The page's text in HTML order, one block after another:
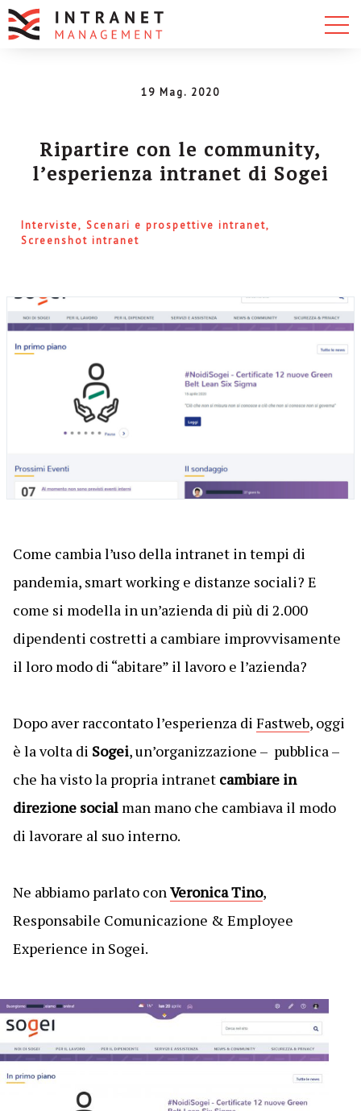
19 Mag. 2020
Ripartire con le community,
l’esperienza intranet di Sogei
Interviste
Scenari e prospettive intranet
Screenshot intranet
Come cambia l’uso della intranet in tempi di
pandemia, smart working e distanze sociali? E
come si modella in un’azienda di più di 2.000
dipendenti costretti a cambiare improvvisamente
il loro modo di “abitare” il lavoro e l’azienda?
Dopo aver raccontato l’esperienza di Fastweb, oggi
è la volta di Sogei, un’organizzazione – pubblica –
che ha visto la propria intranet cambiare in
direzione socialman mano che cambiava il modo
di lavorare al suo interno.
Ne abbiamo parlato con Veronica Tino,
Responsabile Comunicazione & Employee
Experience in Sogei.